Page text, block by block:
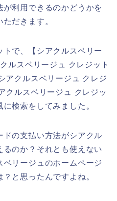
が利用できるのかどうかを
だきます。
トで、【シアクルスベリー
ルスベリージュ クレジット
クルスベリージュ クレジ
クルスベリージュ クレジッ
検索をしてみました。
ドの支払い方法がシアクル
るのか？それとも使えない
リージュのホームページ
と思ったんですよね。